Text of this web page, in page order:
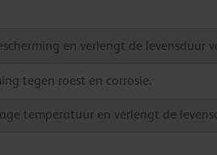
en verlengt de levensduur
tegen roest en corrosie.
temperatuur en verlengt de